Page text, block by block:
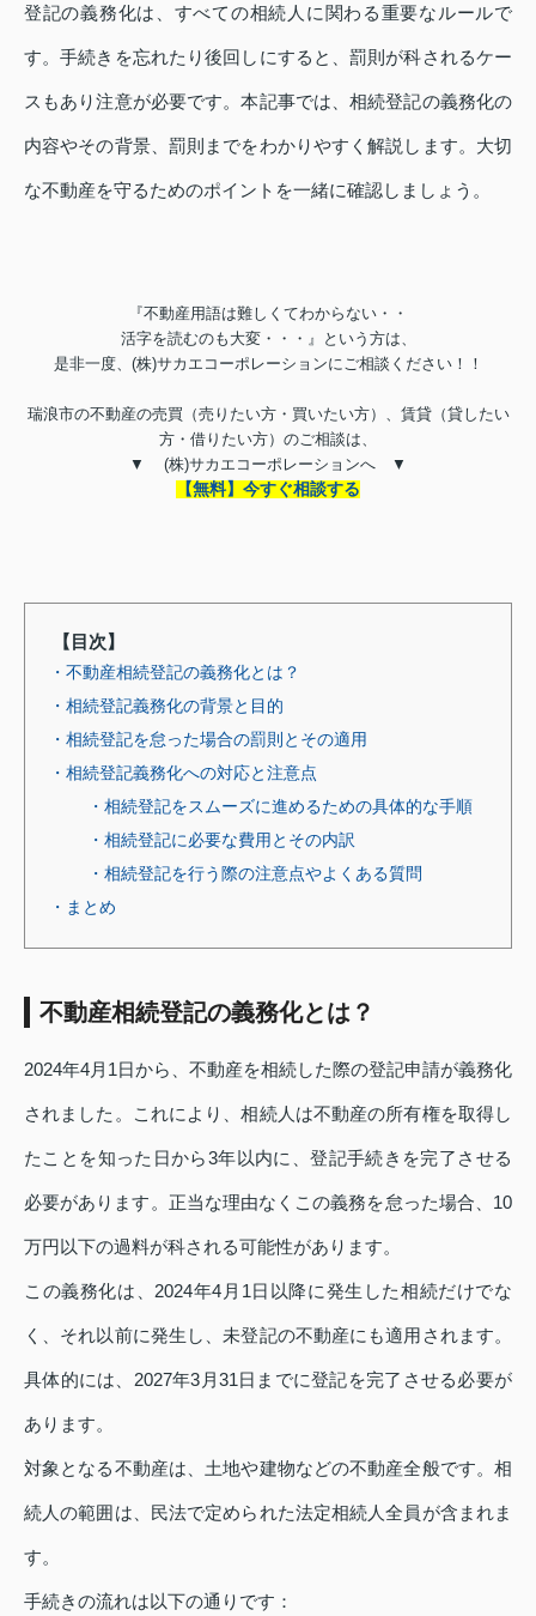
登記の義務化は、すべての相続人に関わる重要なルールで
す。手続きを忘れたり後回しにすると、罰則が科されるケー
スもあり注意が必要です。本記事では、相続登記の義務化の
内容やその背景、罰則までをわかりやすく解説します。大切
な不動産を守るためのポイントを一緒に確認しましょう。
『不動産用語は難しくてわからない・・
活字を読むのも大変・・・』という方は、
是非一度、 (株)サカエコーポレーションにご相談ください！！
瑞浪市の不動産の売買（売りたい方・買いたい方）、賃貸（貸したい
方・借りたい方）のご相談は、
▼
(株)サカエコーポレーションへ ▼
【無料】今すぐ相談する
【目次】
・不動産相続登記の義務化とは？
・相続登記義務化の背景と目的
・相続登記を怠った場合の罰則とその適用
・相続登記義務化への対応と注意点
・相続登記をスムーズに進めるための具体的な手順
・相続登記に必要な費用とその内訳
・相続登記を行う際の注意点やよくある質問
・まとめ
不動産相続登記の義務化とは？
2024年4月1日から、不動産を相続した際の登記申請が義務化
されました。これにより、相続人は不動産の所有権を取得し
たことを知った日から3年以内に、登記手続きを完了させる
必要があります。正当な理由なくこの義務を怠った場合、10
万円以下の過料が科される可能性があります。
この義務化は、2024年4月1日以降に発生した相続だけでな
く、それ以前に発生し、未登記の不動産にも適用されます。
具体的には、2027年3月31日までに登記を完了させる必要が
あります。
対象となる不動産は、土地や建物などの不動産全般です。相
続人の範囲は、民法で定められた法定相続人全員が含まれま
す。
手続きの流れは以下の通りです：